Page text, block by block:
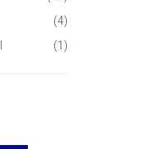
(4)
(1)